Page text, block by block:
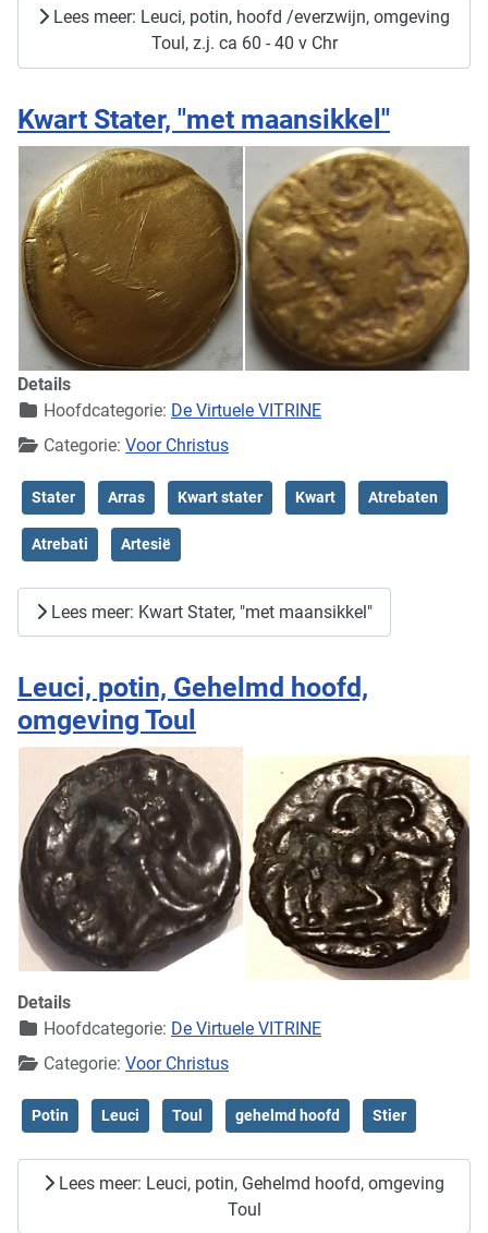
Lees meer: Leuci, potin, hoofd /everzwijn, omgeving
Toul, z.j. ca 60 - 40 v Chr
Kwart Stater, "met maansikkel"
Details
Hoofdcategorie: De Virtuele VITRINE
Categorie: Voor Christus
Stater Arras Kwart stater Kwart Atrebaten
Atrebati Artesië
Lees meer: Kwart Stater, "met maansikkel"
Leuci, potin, Gehelmd hoofd,
omgeving Toul
Details
Hoofdcategorie: De Virtuele VITRINE
Categorie: Voor Christus
Potin Leuci Toul gehelmd hoofd Stier
Lees meer: Leuci, potin, Gehelmd hoofd, omgeving
Toul